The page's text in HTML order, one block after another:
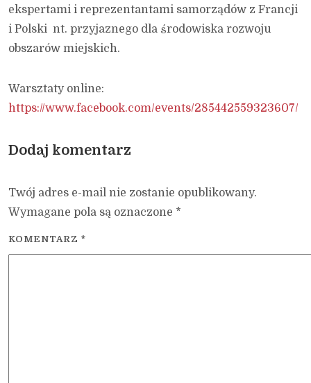
ekspertami i reprezentantami samorządów z Francji
i Polski nt. przyjaznego dla środowiska rozwoju
obszarów miejskich.
Warsztaty online:
https://www.facebook.com/events/285442559323607/
Dodaj komentarz
Twój adres e-mail nie zostanie opublikowany.
Wymagane pola są oznaczone *
KOMENTARZ *